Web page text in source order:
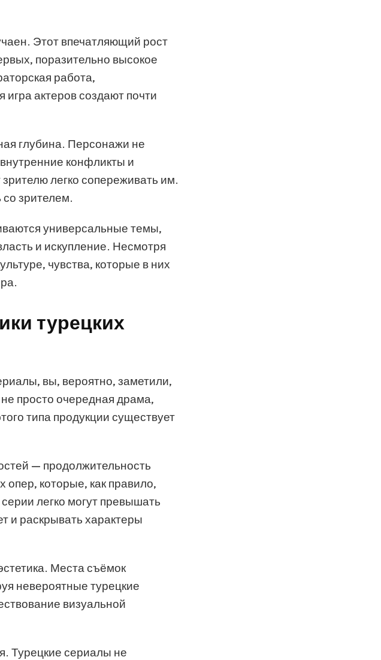
Этот впечатляющий рост
поразительно высокое
работа,
актеров создают почти
глубина. Персонажи не
конфликты и
легко сопереживать им.
зрителем.
универсальные темы,
и искупление. Несмотря
чувства, которые в них
турецких
вы, вероятно, заметили,
просто очередная драма,
типа продукции существует
— продолжительность
которые, как правило,
легко могут превышать
и раскрывать характеры
Места съёмок
невероятные турецкие
визуальной
Турецкие сериалы не